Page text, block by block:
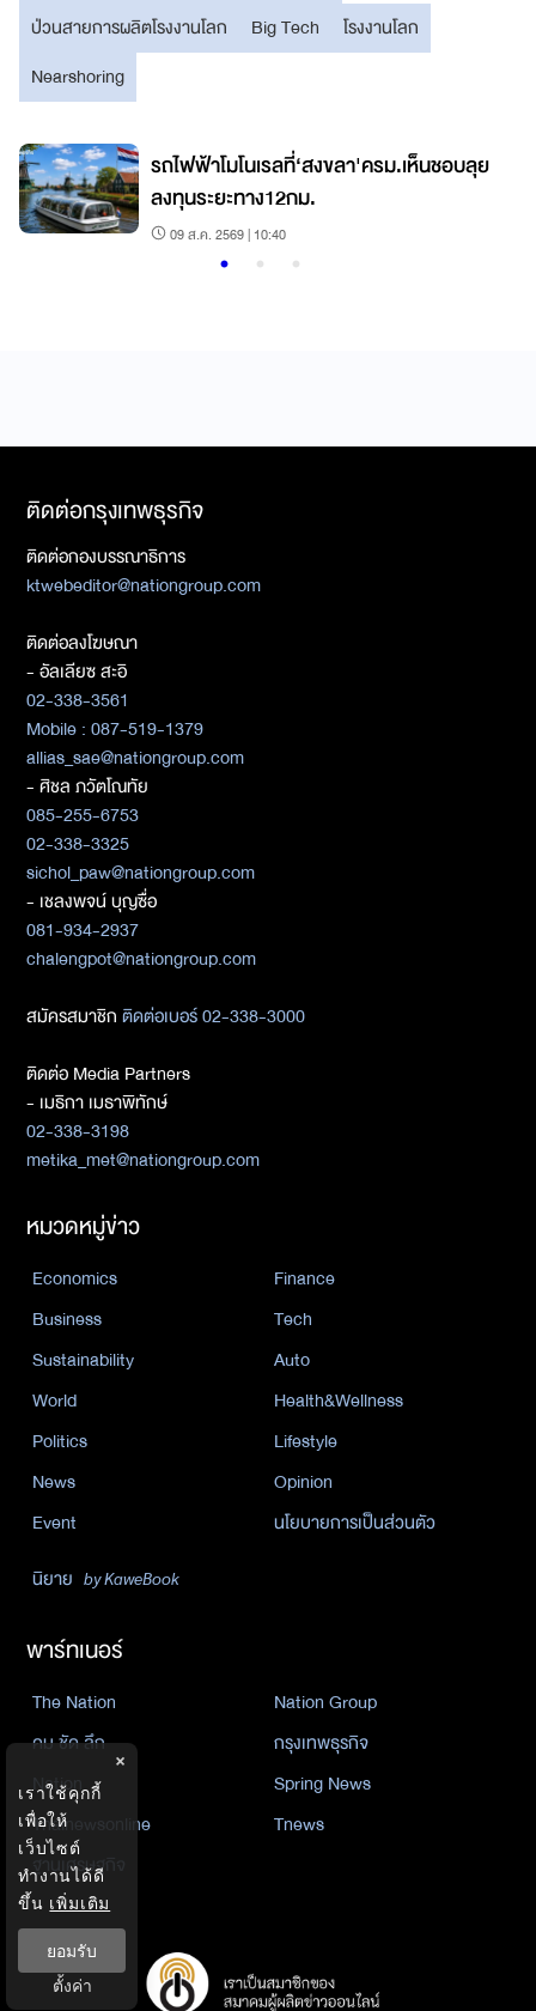
ป่วนสายการผลิตโรงงานโลก
Big Tech
โรงงานโลก
Nearshoring
รถไฟฟ้าโมโนเรลที่‘สงขลา'ครม.เห็นชอบลุย
ลงทุนระยะทาง12กม.
09 ส.ค. 2569 | 10:40
ติดต่อกรุงเทพธุรกิจ
ติดต่อกองบรรณาธิการ
ktwebeditor@nationgroup.com
ติดต่อลงโฆษณา
- อัลเลียซ สะอิ
02-338-3561
Mobile : 087-519-1379
allias_sae@nationgroup.com
- ศิชล ภวัตโณทัย
085-255-6753
02-338-3325
sichol_paw@nationgroup.com
- เชลงพจน์ บุญซื่อ
081-934-2937
chalengpot@nationgroup.com
สมัครสมาชิกติดต่อเบอร์ 02-338-3000
ติดต่อ Media Partners
- เมธิกา เมธาพิทักษ์
02-338-3198
metika_met@nationgroup.com
หมวดหมู่ข่าว
Economics
Finance
Business
Tech
Sustainability
Auto
World
Health&Wellness
Politics
Lifestyle
News
Opinion
Event
นโยบายการเป็นส่วนตัว
นิยาย by KaweBook
พาร์ทเนอร์
The Nation
Nation Group
คม ชัด ลึก
กรุงเทพธุรกิจ
Nation
Spring News
Thainewsonline
Tnews
ฐานเศรษฐกิจ
×
เราใช้คุกกี้
เพื่อให้
เว็บไซต์
ทำงานได้ดี
ขึ้น เพิ่มเติม
ยอมรับ
ตั้งค่า